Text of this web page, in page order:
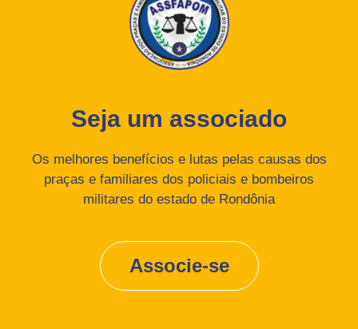
Seja um associado
Os melhores benefícios e lutas pelas causas dos
praças e familiares dos policiais e bombeiros
militares do estado de Rondônia
Associe-se